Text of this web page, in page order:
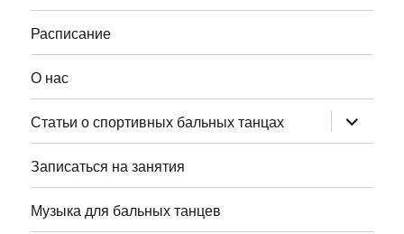
Расписание
О нас
Статьи о спортивных бальных танцах раскрыть
дочернее
меню
Записаться на занятия
Музыка для бальных танцев